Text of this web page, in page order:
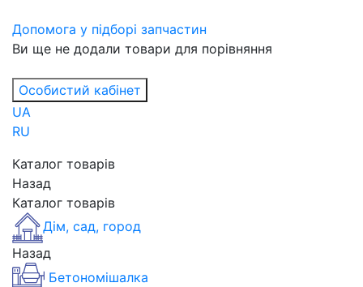
Допомога у підборі запчастин
Ви ще не додали товари для порівняння
Особистий кабінет
UA
RU
Каталог товарів
Назад
Каталог товарів
Дім, сад, город
Назад
Бетономішалка